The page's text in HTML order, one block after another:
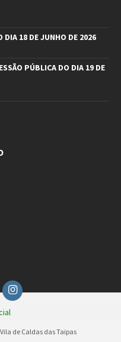
DIA 18 DE JUNHO DE 2026
PÚBLICA DO DIA 19 DE
Instagram
de Caldas das Taipas